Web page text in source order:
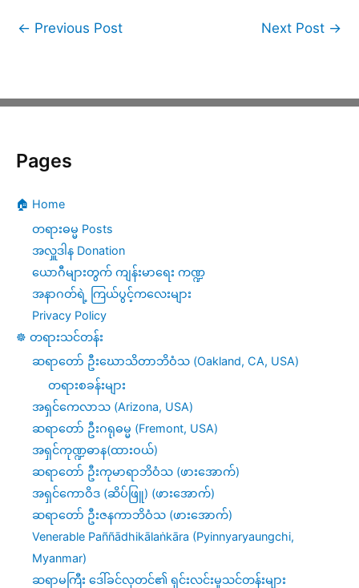
← Previous Post Next Post →
Pages
🏠 Home
တရားဓမ္မ Posts
အလှူဒါန Donation
ယောဂီများတွက် ကျန်းမာရေး ကဏ္ဍ
အနာဂတ်ရဲ့ ကြယ်ပွင့်ကလေးများ
Privacy Policy
☸️ တရားသင်တန်း
ဆရာတော် ဦးဃောသိတာဘိဝံသ (Oakland, CA, USA)
တရားစခန်းများ
အရှင်ကေလာသ (Arizona, USA)
ဆရာတော် ဦးဂရုဓမ္မ (Fremont, USA)
အရှင်ကုဏ္ဍဓာန(ထားဝယ်)
ဆရာတော် ဦးကုမာရာဘိဝံသ (ဖားအောက်)
အရှင်ကောဝိဒ (ဆိပ်ဖြူ) (ဖားအောက်)
ဆရာတော် ဦးဇနကာဘိဝံသ (ဖားအောက်)
Venerable Paññādhikālaṅkāra (Pyinnyaryaungchi,
Myanmar)
ဆရာမကြီး ဒေါ်ခင်လှတင်၏ ရှင်းလင်းမှုသင်တန်းများ